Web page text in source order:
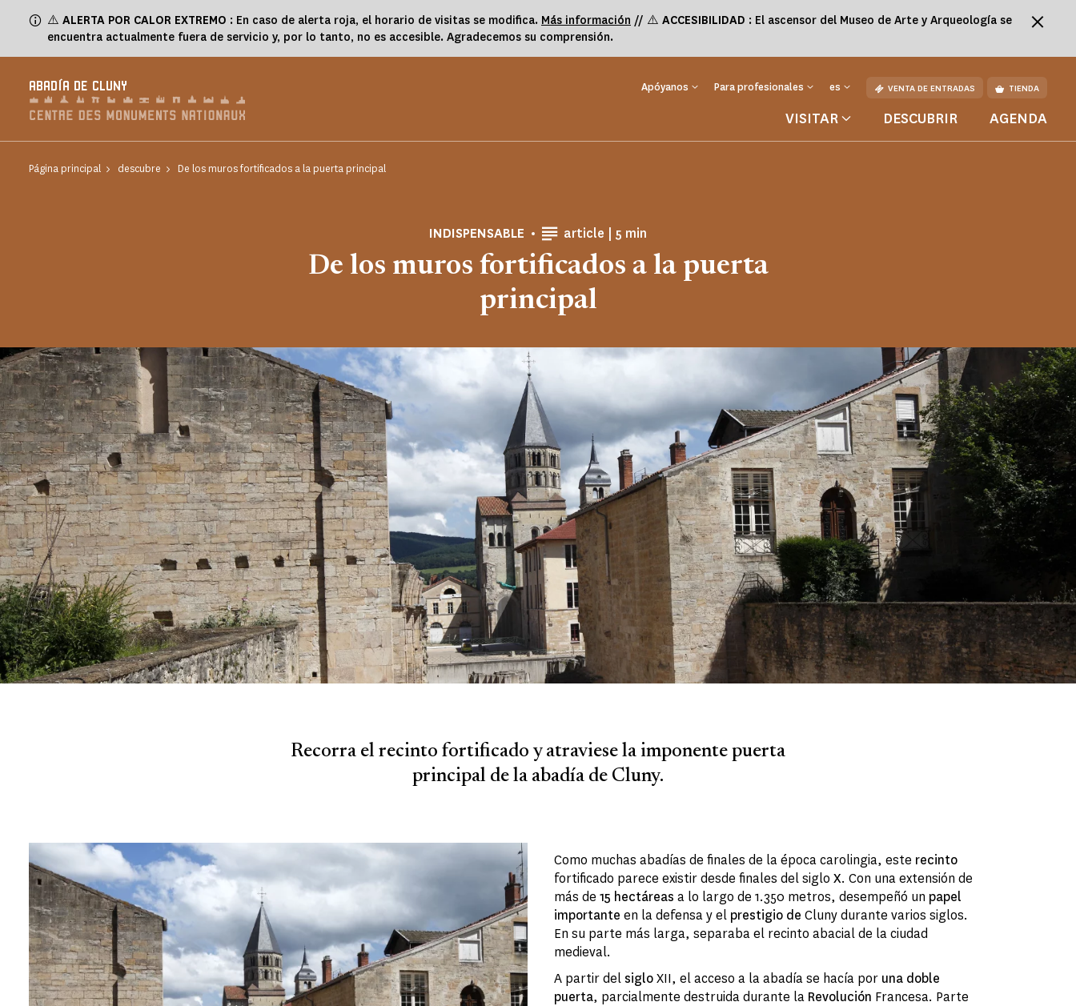
⚠️ ALERTA POR CALOR EXTREMO : En caso de alerta roja, el horario de visitas se modifica. Más información // ⚠️ ACCESIBILIDAD : El ascensor del Museo de Arte y Arqueología se
encuentra actualmente fuera de servicio y, por lo tanto, no es accesible. Agradecemos su comprensión.
ABADÍA DE CLUNY Apóyanos Para profesionales es VENTA DE ENTRADAS TIENDA
VISITAR DESCUBRIR AGENDA
Página principal descubre De los muros fortificados a la puerta principal
INDISPENSABLE article | Tiempo de lectura
5 min
De los muros fortificados a la puerta
principal
Recorra el recinto fortificado y atraviese la imponente puerta
principal de la abadía de Cluny.
Como muchas abadías de finales de la época carolingia, este recinto
fortificado parece existir desde finales del sigloX. Con una extensión de
más de15 hectáreas a lo largo de 1.350 metros, desempeñó un papel
importante en la defensa y el prestigio deCluny durante varios siglos.
En su parte más larga, separaba el recinto abacial de la ciudad
medieval.
A partir del sigloXII, el acceso a la abadía se hacía por una doble
puerta, parcialmente destruida durante la Revolución Francesa. Parte